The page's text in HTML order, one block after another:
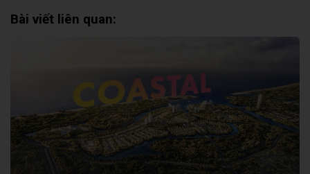
Bài viết liên quan: